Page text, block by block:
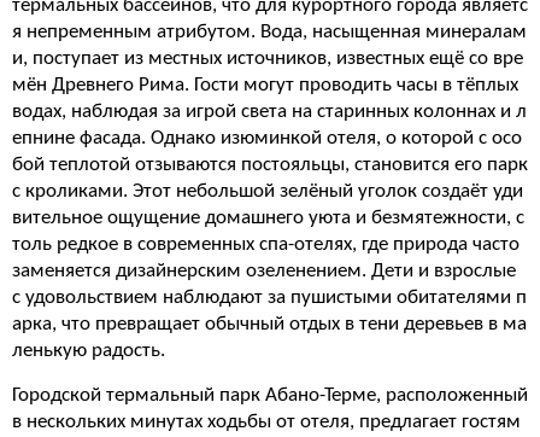
термальных бассейнов, что для курортного города являетс
я непременным атрибутом. Вода, насыщенная минералам
и, поступает из местных источников, известных ещё со вре
мён Древнего Рима. Гости могут проводить часы в тёплых
водах, наблюдая за игрой света на старинных колоннах и л
епнине фасада. Однако изюминкой отеля, о которой с осо
бой теплотой отзываются постояльцы, становится его парк
с кроликами. Этот небольшой зелёный уголок создаёт уди
вительное ощущение домашнего уюта и безмятежности, с
толь редкое в современных спа-отелях, где природа часто
заменяется дизайнерским озеленением. Дети и взрослые
с удовольствием наблюдают за пушистыми обитателями п
арка, что превращает обычный отдых в тени деревьев в ма
ленькую радость.
Городской термальный парк Абано-Терме, расположенный
в нескольких минутах ходьбы от отеля, предлагает гостям